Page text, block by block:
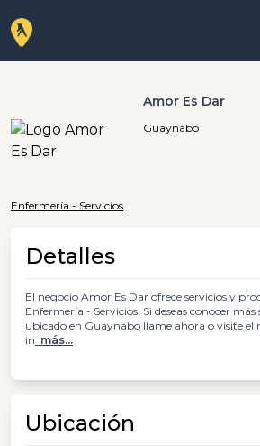
Amor Es Dar
Guaynabo
Enfermería - Servicios
Detalles
El negocio Amor Es Dar ofrece servicios y
Enfermería - Servicios. Si deseas conocer
ubicado en Guaynabo llame ahora o visite el
in más...
Ubicación